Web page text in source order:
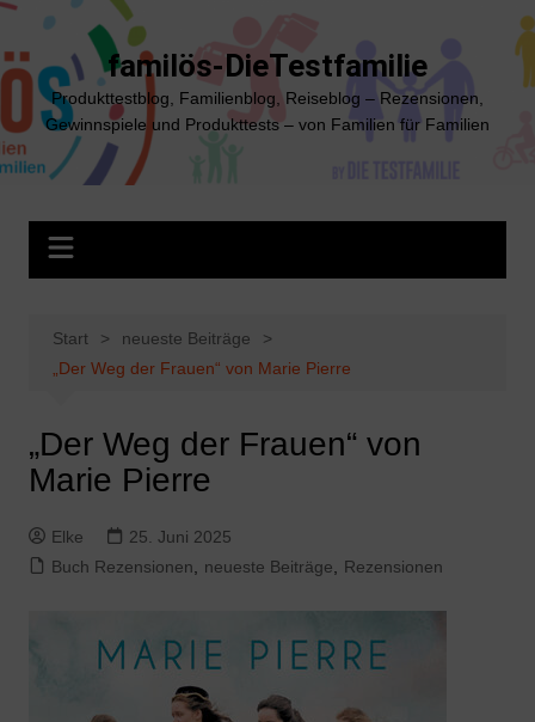
Zum
springen
familös-DieTestfamilie
Produkttestblog, Familienblog, Reiseblog – Rezensionen,
Gewinnspiele und Produkttests – von Familien für Familien
Start
neueste Beiträge
„Der Weg der Frauen“ von Marie Pierre
„Der Weg der Frauen“ von
Marie Pierre
Elke
25. Juni 2025
Buch Rezensionen
neueste Beiträge Rezensionen